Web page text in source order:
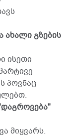
ახალი გზების
ისეთი
პოვნაც
მიყვარს.